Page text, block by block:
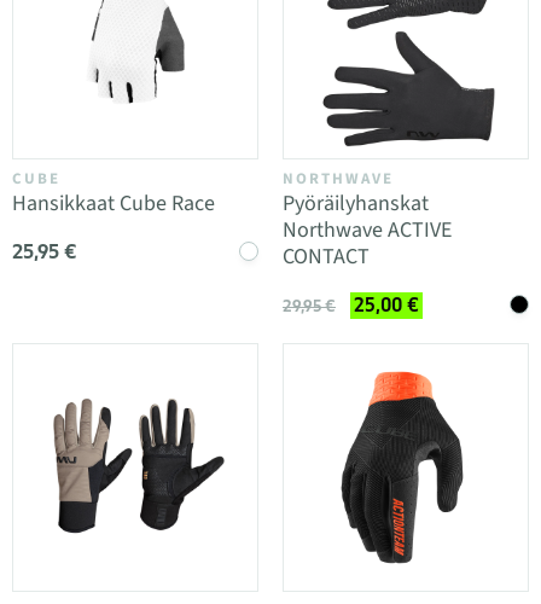
CUBE
Hansikkaat Cube Race
25,95 €
NORTHWAVE
Pyöräilyhanskat
Northwave ACTIVE
CONTACT
29,95 € 25,00 €